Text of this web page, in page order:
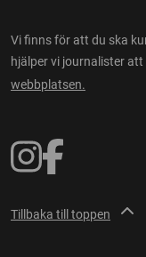
Vi finns för att du ska
hjälper vi journalister
webbplatsen.
Tillbaka till toppen